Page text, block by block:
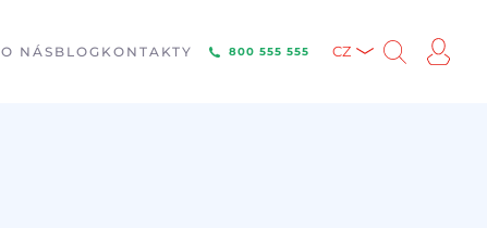
O NÁS BLOG KONTAKTY 800 555 555 CZ